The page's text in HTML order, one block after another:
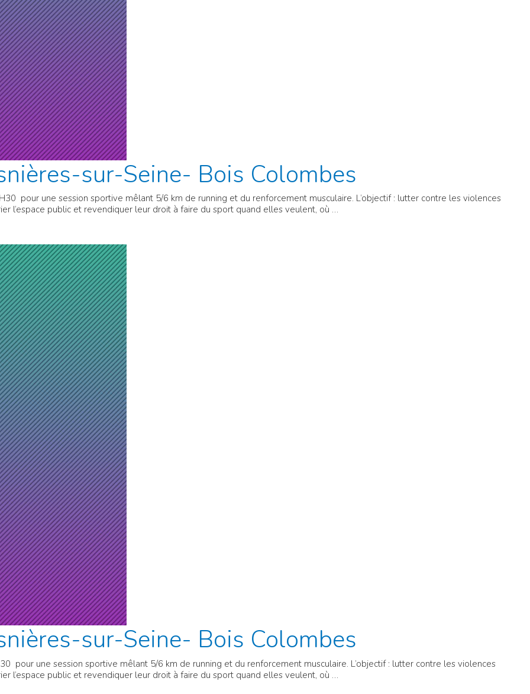
sur-Seine- Bois Colombes
pour une session sportive mêlant 5/6 km de running et du renforcement musculaire. L’objectif : lutter contre les violences
l’espace public et revendiquer leur droit à faire du sport quand elles veulent, où …
sur-Seine- Bois Colombes
pour une session sportive mêlant 5/6 km de running et du renforcement musculaire. L’objectif : lutter contre les violences
l’espace public et revendiquer leur droit à faire du sport quand elles veulent, où …